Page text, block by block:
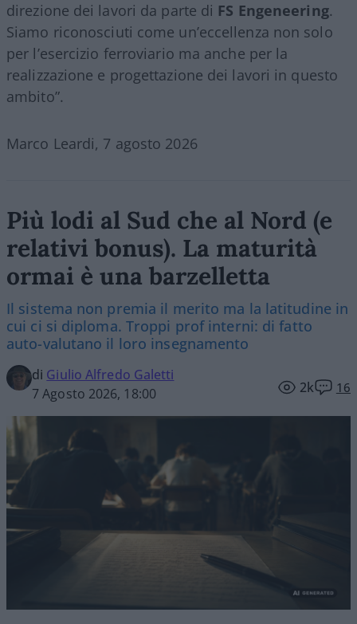
direzione dei lavori da parte di FS Engeneering.
Siamo riconosciuti come un’eccellenza non solo
per l’esercizio ferroviario ma anche per la
realizzazione e progettazione dei lavori in questo
ambito”.
Marco Leardi, 7 agosto 2026
Più lodi al Sud che al Nord (e
relativi bonus). La maturità
ormai è una barzelletta
Il sistema non premia il merito ma la latitudine in
cui ci si diploma. Troppi prof interni: di fatto
auto-valutano il loro insegnamento
di Giulio Alfredo Galetti
7 Agosto 2026, 18:00
2k 16